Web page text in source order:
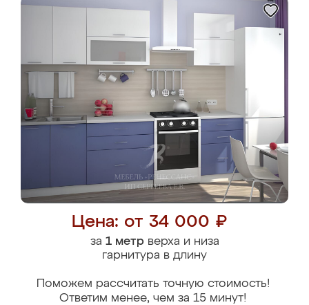
Цена: от 34 000 ₽
за 1 метрверха и низа
гарнитура в длину
Поможем рассчитать точную стоимость!
Ответим менее, чем за 15 минут!